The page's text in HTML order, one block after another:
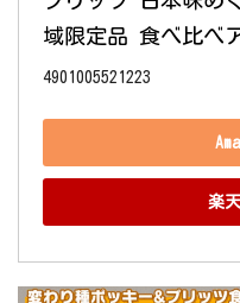
域限定品 食べ比べ
4901005521223
楽